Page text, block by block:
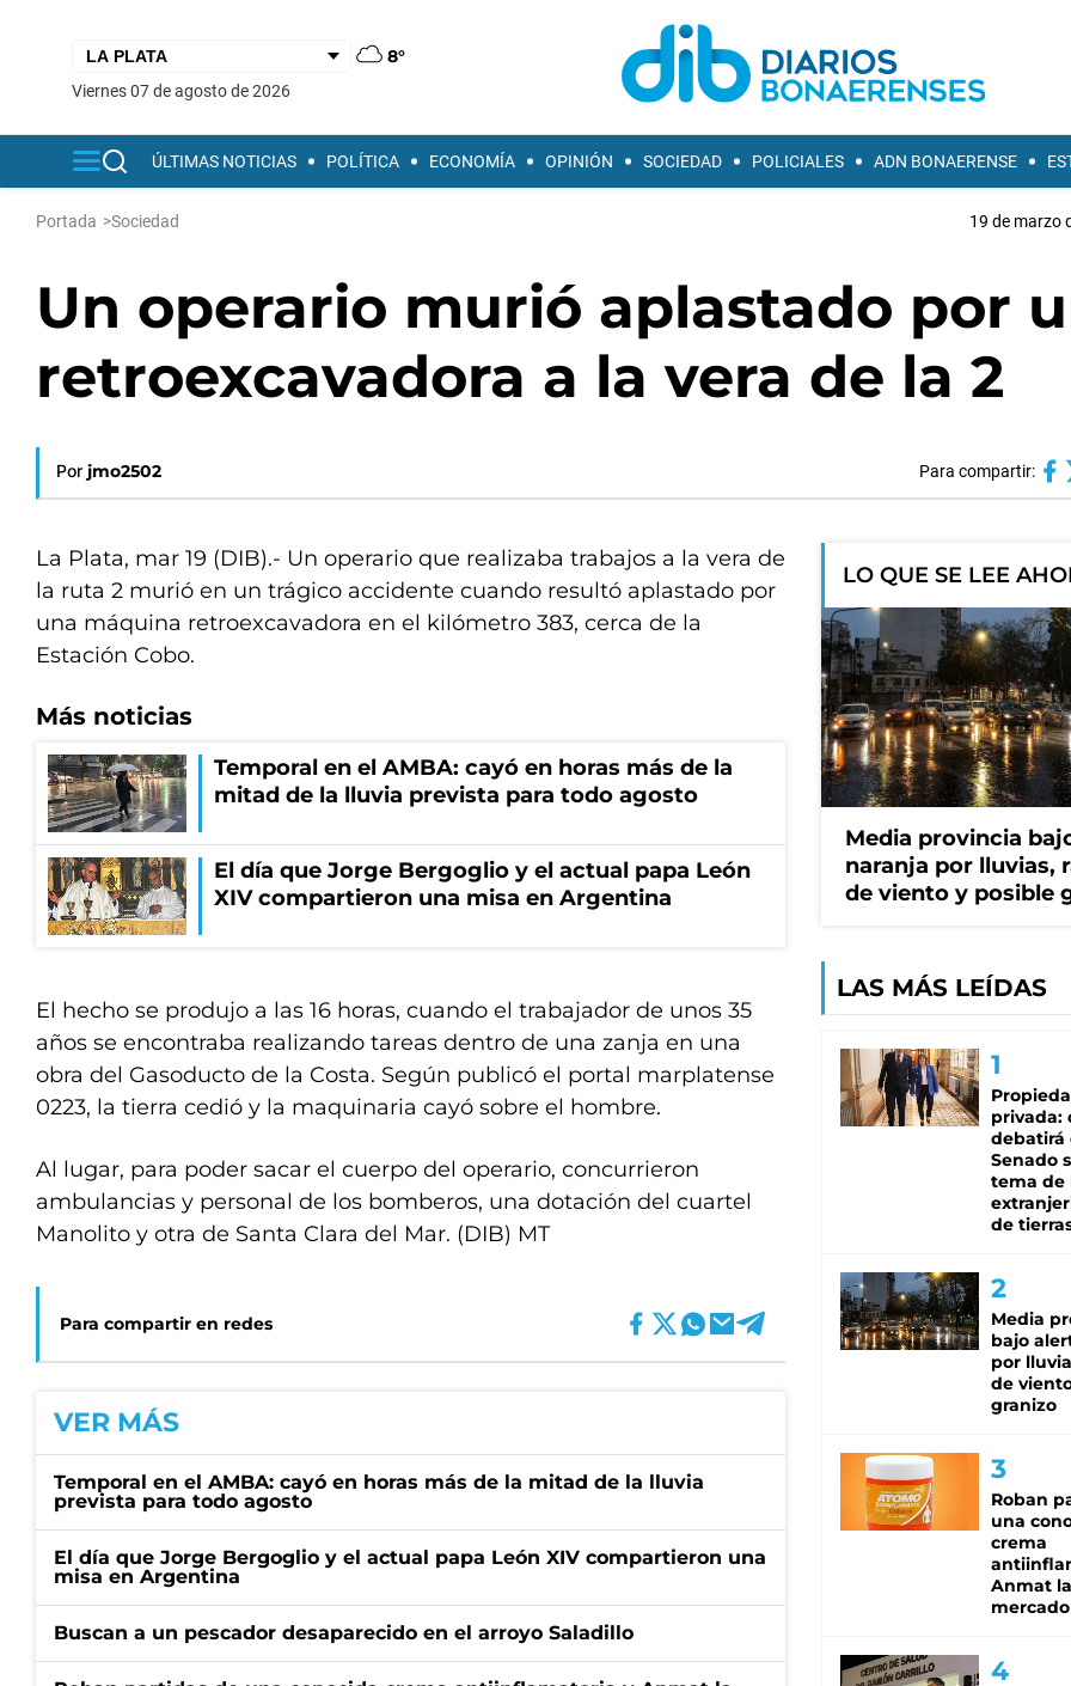
8°
viernes 07 de agosto de 2026
ÚLTIMAS NOTICIAS POLÍTICA ECONOMÍA OPINIÓN SOCIEDAD POLICIALES ADN BONAERENSE
Portada >Sociedad 19 de marzo
Un operario murió aplastado por
retroexcavadora a la vera de la 2
Por jmo2502 Para compartir:
La Plata, mar 19 (DIB).- Un operario que realizaba trabajos a la vera de
la ruta 2 murió en un trágico accidente cuando resultó aplastado por
una máquina retroexcavadora en el kilómetro 383, cerca de la
Estación Cobo.
Más noticias
Temporal en el AMBA: cayó en horas más de la
mitad de la lluvia prevista para todo agosto
El día que Jorge Bergoglio y el actual papa León
XIV compartieron una misa en Argentina
El hecho se produjo a las 16 horas, cuando el trabajador de unos 35
años se encontraba realizando tareas dentro de una zanja en una
obra del Gasoducto de la Costa. Según publicó el portal marplatense
0223, la tierra cedió y la maquinaria cayó sobre el hombre.
Al lugar, para poder sacar el cuerpo del operario, concurrieron
ambulancias y personal de los bomberos, una dotación del cuartel
Manolito y otra de Santa Clara del Mar. (DIB) MT
Para compartir en redes
VER MÁS
Temporal en el AMBA: cayó en horas más de la mitad de la lluvia
prevista para todo agosto
El día que Jorge Bergoglio y el actual papa León XIV compartieron una
misa en Argentina
Buscan a un pescador desaparecido en el arroyo Saladillo
LO QUE SE LEE
Media provincia
naranja por lluvias,
de viento y posible
LAS MÁS LEÍDAS
privada:
debatirá
Senado
tema de
de
Media
bajo
por
de
granizo
Roban
una
crema
Anmat
mercado